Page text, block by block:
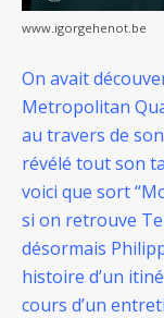
www.igorgehenot.be
On avait
Metropolitan
au travers de
révélé tout son
voici que sort
si on retrouve
désormais
histoire d’un
cours d’un